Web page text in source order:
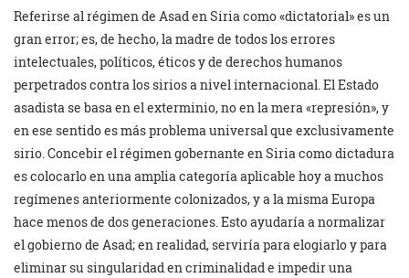
Referirse al régimen de Asad en Siria como «dictatorial» es un
gran error; es, de hecho, la madre de todos los errores
intelectuales, políticos, éticos y de derechos humanos
perpetrados contra los sirios a nivel internacional. El Estado
asadista se basa en el exterminio, no en la mera «represión», y
en ese sentido es más problema universal que exclusivamente
sirio. Concebir el régimen gobernante en Siria como dictadura
es colocarlo en una amplia categoría aplicable hoy a muchos
regímenes anteriormente colonizados, y a la misma Europa
hace menos de dos generaciones. Esto ayudaría a normalizar
el gobierno de Asad; en realidad, serviría para elogiarlo y para
eliminar su singularidad en criminalidad e impedir una